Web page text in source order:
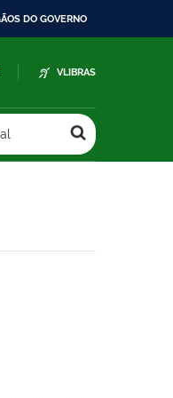
DO GOVERNO
VLIBRAS